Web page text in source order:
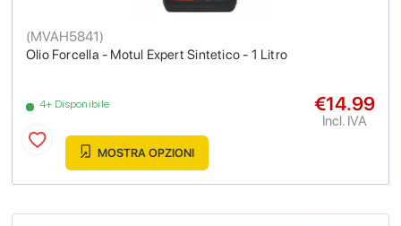
Olio Forcella - Motul Expert Sintetico - 1 Litro
(MVAH5841)
4+ Disponibile €14.99
Incl. IVA
MOSTRA OPZIONI